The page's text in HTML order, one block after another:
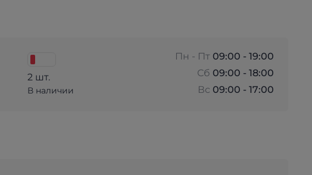
2 шт.
В наличии
Пн - Пт 09:00 - 19:00
Сб 09:00 - 18:00
Вс 09:00 - 17:00